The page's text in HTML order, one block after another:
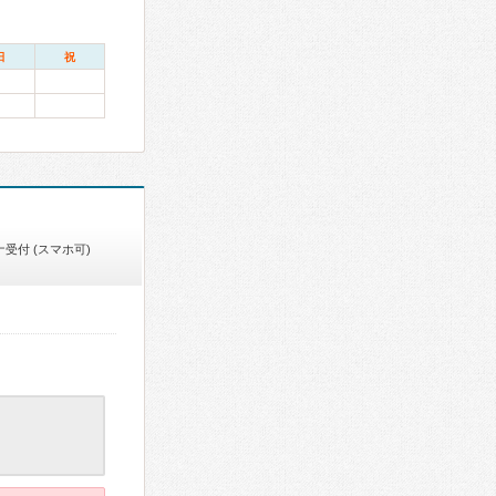
祝
受付 (スマホ可)